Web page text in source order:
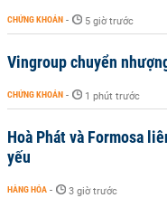
CHỨNG KHOÁN - 5 giờ trước
Vingroup chuyển
CHỨNG KHOÁN - 1 phút trước
Hoà Phát và Formosa
yếu
HÀNG HÓA - 3 giờ trước